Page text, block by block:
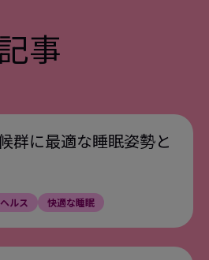
事
群に最適な睡眠姿勢と
ルス 快適な睡眠